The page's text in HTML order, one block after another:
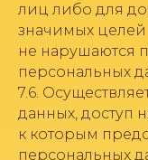
лиц либо для
значимых
не нарушаются
персональных
7.6.
данных, доступ
к которым
персональных